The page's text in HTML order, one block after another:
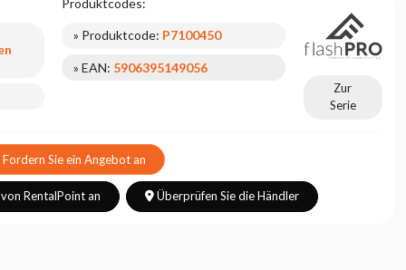
» Produktcode: P7100450
» EAN: 5906395149056
Zur
Serie
Fordern Sie ein Angebot an
RentalPoint an Überprüfen Sie die Händler